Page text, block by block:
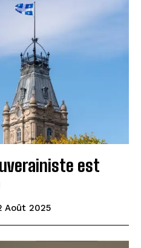
est
Août 2025